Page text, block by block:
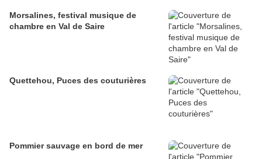
Morsalines, festival musique de
chambre en Val de Saire
Quettehou, Puces des couturières
Pommier sauvage en bord de mer